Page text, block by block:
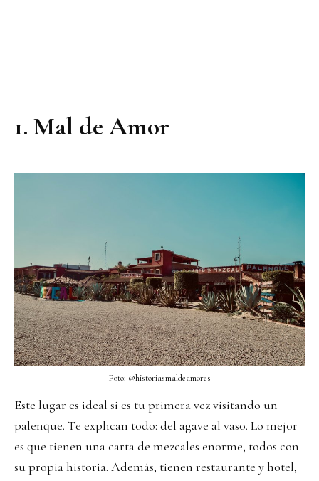
1. Mal de Amor
Foto: @historiasmaldeamores
Este lugar es ideal si es tu primera vez visitando un
palenque. Te explican todo: del agave al vaso. Lo mejor
es que tienen una carta de mezcales enorme, todos con
su propia historia. Además, tienen restaurante y hotel,